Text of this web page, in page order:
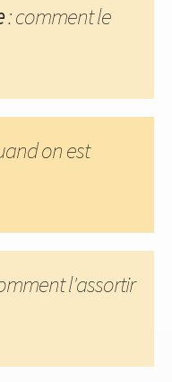
: comment le
on est
l'assortir